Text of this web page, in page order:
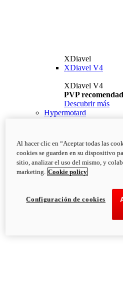
XDiavel
XDiavel V4
XDiavel V4
PVP
Descubrir más
Hypermotard
Al hacer clic en “Aceptar todas las
cookies se guarden en su dispositivo
sitio, analizar el uso del mismo, y
marketing. Cookie policy
Configuración de cookies